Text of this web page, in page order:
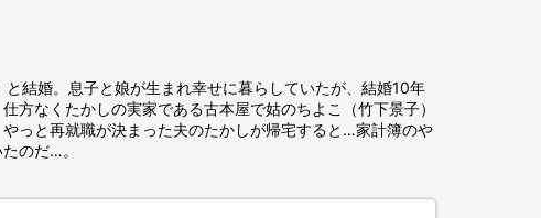
結婚。息子と娘が生まれ幸せに暮らしていたが、結婚10年
方なくたかしの実家である古本屋で姑のちよこ（竹下景子）
っと再就職が決まった夫のたかしが帰宅すると…家計簿のや
のだ…。